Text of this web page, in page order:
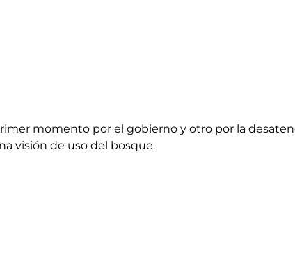
momento por el gobierno y otro por la
visión de uso del bosque.